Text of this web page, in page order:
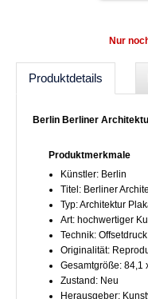
Nur
Produktdetails
Berlin Berliner
Produktmerkmale
Künstler: Berlin
Titel: Berliner
Typ: Architektur
Art: hochwertiger
Technik: Offsetdruck
Originalität:
Gesamtgröße: 84,1
Zustand: Neu
Herausgeber: